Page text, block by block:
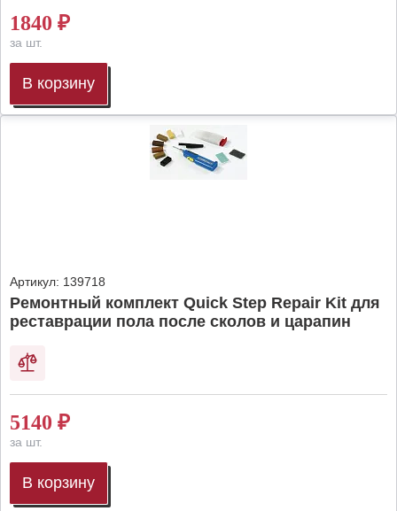
1840 ₽
за шт.
В корзину
Артикул: 139718
Ремонтный комплект Quick Step Repair Kit для
реставрации пола после сколов и царапин
5140 ₽
за шт.
В корзину